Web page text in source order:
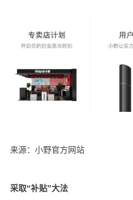
来源：小野官方网站
采取“补贴”大法